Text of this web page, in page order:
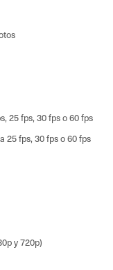
25 fps, 30 fps o 60 fps
25 fps, 30 fps o 60 fps
y 720p)